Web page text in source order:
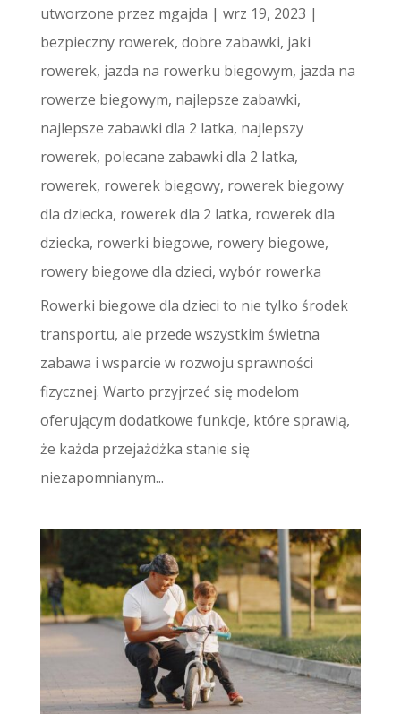
utworzone przez mgajda | wrz 19, 2023 |
bezpieczny rowerek, dobre zabawki, jaki
rowerek, jazda na rowerku biegowym, jazda na
rowerze biegowym, najlepsze zabawki,
najlepsze zabawki dla 2 latka, najlepszy
rowerek, polecane zabawki dla 2 latka,
rowerek, rowerek biegowy, rowerek biegowy
dla dziecka, rowerek dla 2 latka, rowerek dla
dziecka, rowerki biegowe, rowery biegowe,
rowery biegowe dla dzieci, wybór rowerka
Rowerki biegowe dla dzieci to nie tylko środek
transportu, ale przede wszystkim świetna
zabawa i wsparcie w rozwoju sprawności
fizycznej. Warto przyjrzeć się modelom
oferującym dodatkowe funkcje, które sprawią,
że każda przejażdżka stanie się
niezapomnianym...